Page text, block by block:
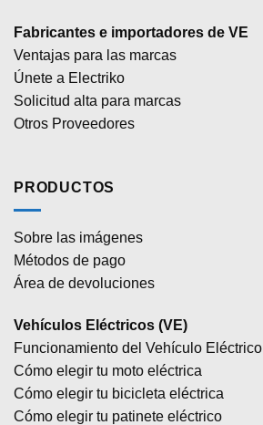
Fabricantes e importadores de VE
Ventajas para las marcas
Únete a Electriko
Solicitud alta para marcas
Otros Proveedores
PRODUCTOS
Sobre las imágenes
Métodos de pago
Área de devoluciones
Vehículos Eléctricos (VE)
Funcionamiento del Vehículo Eléctrico
Cómo elegir tu moto eléctrica
Cómo elegir tu bicicleta eléctrica
Cómo elegir tu patinete eléctrico